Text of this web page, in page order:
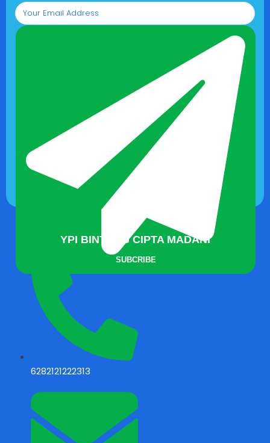
SUBCRIBE
YPI BINTANG CIPTA MADANI
6282121222313